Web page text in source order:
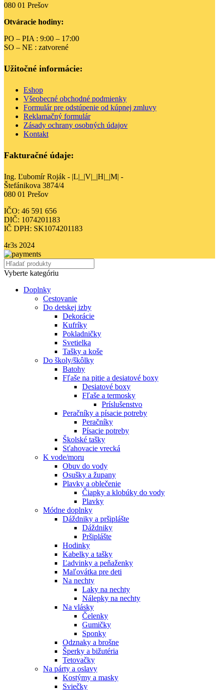
080 01 Prešov
Otváracie hodiny:
PO – PIA : 9:00 – 17:00
SO – NE : zatvorené
Užitočné informácie:
Eshop
Všeobecné obchodné podmienky
Formulár pre odstúpenie od kúpnej zmluvy
Reklamačný formulár
Zásady ochrany osobných údajov
Kontakt
Fakturačné údaje:
Ing. Ľubomír Roják - |L|_|V|_|H|_|M| -
Štefánikova 3874/4
080 01 Prešov
IČO: 46 591 656
DIČ: 1074201183
IČ DPH: SK1074201183
4r3s 2024
Vyberte kategóriu
Doplnky
Cestovanie
Do detskej izby
Dekorácie
Kufríky
Pokladničky
Svetielka
Tašky a koše
Do školy/škôlky
Batohy
Fľaše na pitie a desiatové boxy
Desiatové boxy
Fľaše a termosky
Príslušenstvo
Peračníky a písacie potreby
Peračníky
Písacie potreby
Školské tašky
Sťahovacie vrecká
K vode/moru
Obuv do vody
Osušky a župany
Plavky a oblečenie
Čiapky a klobúky do vody
Plavky
Módne doplnky
Dáždniky a pršiplášte
Dáždniky
Pršiplášte
Hodinky
Kabelky a tašky
Ľadvinky a peňaženky
Maľovátka pre deti
Na nechty
Laky na nechty
Nálepky na nechty
Na vlásky
Čelenky
Gumičky
Sponky
Odznaky a brošne
Šperky a bižutéria
Tetovačky
Na párty a oslavy
Kostýmy a masky
Sviečky